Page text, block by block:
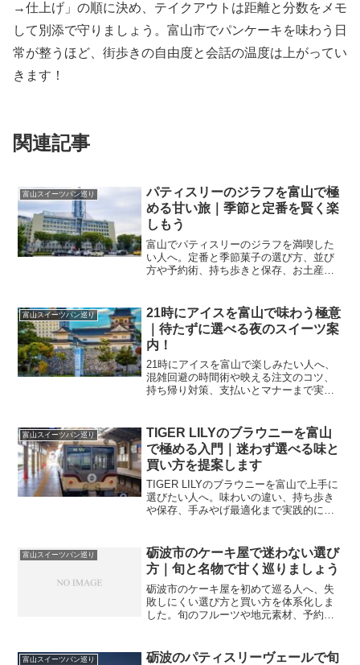
→仕上げ」の順に決め、テイクアウトは距離と分数をメモ
して別添で守りましょう。富山市でパンケーキを味わう日
常が整うほど、街歩きの自由度と会話の温度は上がってい
きます！
関連記事
富山スイーツパン巡り
パティスリーのジラフを富山で極
める甘い旅｜季節と定番を賢く楽
しもう
富山でパティスリーのジラフを満喫した
い人へ。定番と季節菓子の選び方、並び
方や予約術、持ち歩きと保存、お土産の
富山スイーツパン巡り
21時にアイスを富山で味わう極意
｜待たずに選べる夜のスイーツ案
内！
21時にアイスを富山で楽しみたい人へ、
混雑回避の時間術や映える注文のコツ、
持ち帰り対策、支払いとマナーまで実体
富山スイーツパン巡り
TIGER LILYのブラウニーを富山
で極める入門｜迷わず選べる味と
買い方を提案します
TIGER LILYのブラウニーを富山で上手に
選びたい人へ。味わいの違い、持ち歩き
や保存、手みやげ最適化まで実践的に解
富山スイーツパン巡り
砺波市のケーキ屋で迷わない選び
方｜旬と名物で甘く巡りましょう
砺波市のケーキ屋を初めて巡る人へ、失
敗しにくい選び方と買い方を体系化しま
した。旬のフルーツや地元素材、予約や
富山スイーツパン巡り
砺波のパティスリーヴェールで旬